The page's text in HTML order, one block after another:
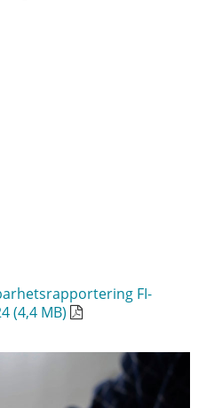
FI-
(4,4 MB)